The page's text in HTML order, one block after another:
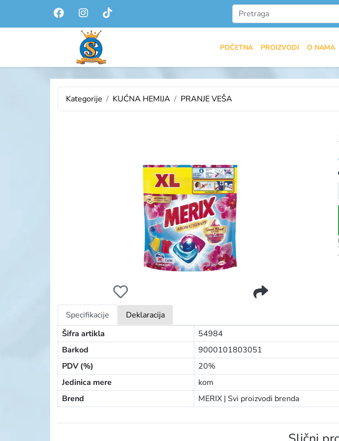
POČETNA PROIZVODI O NAMA
Kategorije KUĆNA HEMIJA PRANJE VEŠA
Specifikacije
Deklaracija
Šifra artikla
54984
Barkod
9000101803051
PDV (%)
20%
Jedinica mere
kom
Brend
MERIX | Svi proizvodi brenda